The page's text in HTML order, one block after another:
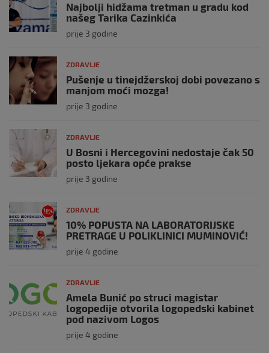
Najbolji hidžama tretman u gradu kod
našeg Tarika Cazinkića
prije 3 godine
ZDRAVLJE
Pušenje u tinejdžerskoj dobi povezano s
manjom moći mozga!
prije 3 godine
ZDRAVLJE
U Bosni i Hercegovini nedostaje čak 50
posto ljekara opće prakse
prije 3 godine
ZDRAVLJE
10% POPUSTA NA LABORATORIJSKE
PRETRAGE U POLIKLINICI MUMINOVIĆ!
prije 4 godine
ZDRAVLJE
Amela Bunić po struci magistar
logopedije otvorila logopedski kabinet
pod nazivom Logos
prije 4 godine